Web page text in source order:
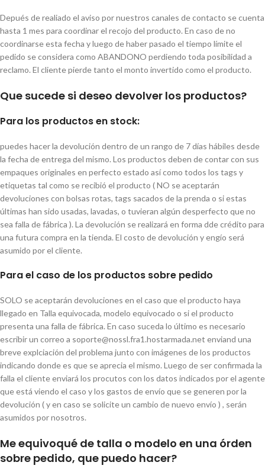
Depués de realiado el aviso por nuestros canales de contacto se cuenta
hasta 1 mes para coordinar el recojo del producto. En caso de no
coordinarse esta fecha y luego de haber pasado el tiempo límite el
pedido se considera como ABANDONO perdiendo toda posibilidad a
reclamo. El cliente pierde tanto el monto invertido como el producto.
Que sucede si deseo devolver los productos?
Para los productos en stock:
puedes hacer la devolución dentro de un rango de 7 días hábiles desde
la fecha de entrega del mismo. Los productos deben de contar con sus
empaques originales en perfecto estado así como todos los tags y
etiquetas tal como se recibió el producto ( NO se aceptarán
devoluciones con bolsas rotas, tags sacados de la prenda o si estas
últimas han sido usadas, lavadas, o tuvieran algún desperfecto que no
sea falla de fábrica ). La devolución se realizará en forma dde crédito para
una futura compra en la tienda. El costo de devolución y engío será
asumido por el cliente.
Para el caso de los productos sobre pedido
SOLO se aceptarán devoluciones en el caso que el producto haya
llegado en Talla equivocada, modelo equivocado o si el producto
presenta una falla de fábrica. En caso suceda lo último es necesario
escribir un correo a soporte@nossl.fra1.hostarmada.net enviand una
breve explciación del problema junto con imágenes de los productos
indicando donde es que se aprecia el mismo. Luego de ser confirmada la
falla el cliente enviará los procutos con los datos indicados por el agente
que está viendo el caso y los gastos de envío que se generen por la
devolución ( y en caso se solicite un cambio de nuevo envío ) , serán
asumidos por nosotros.
Me equivoqué de talla o modelo en una órden
sobre pedido, que puedo hacer?